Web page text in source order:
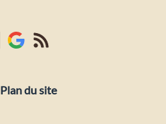
Plan du site